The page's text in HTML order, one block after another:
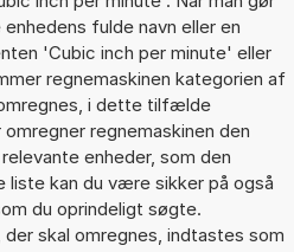
fulde navn eller en
'Cubic inch per minute' eller
regnemaskinen kategorien af
i dette tilfælde
regnemaskinen den
enheder, som den
liste kan du være sikker på også
du oprindeligt søgte.
skal omregnes, indtastes som